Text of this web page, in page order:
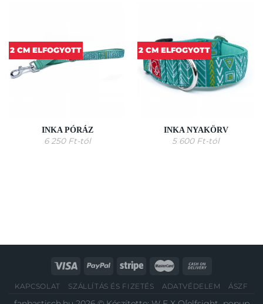
2 CM ELFOGYOTT
INKA PÓRÁZ
6 250 Ft-tól
2 CM ELFOGYOTT
INKA NYAKÖRV
5 600 Ft-tól
KAPCSOLAT SZÁLLÍTÁS ÉS FIZETÉS ADATVÉDELEM ÁSZF